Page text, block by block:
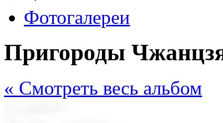
Фотогалереи
Пригороды
« Cмотреть весь альбом